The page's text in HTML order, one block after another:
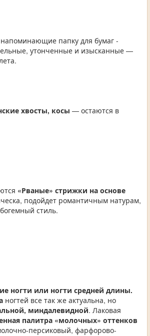
папку для бумаг -
утонченные и изысканные —
хвосты, косы — остаются в
«Рваные» стрижки на основе
подойдет романтичным натурам,
стиль.
ногти или ногти средней длины.
ногтей все так же актуальна, но
миндалевидной. Лаковая
палитра «молочных» оттенков
персиковый, фарфорово-